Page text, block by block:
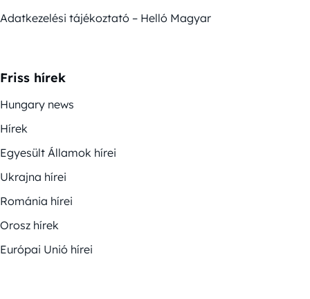
Adatkezelési tájékoztató – Helló Magyar
Friss hírek
Hungary news
Hírek
Egyesült Államok hírei
Ukrajna hírei
Románia hírei
Orosz hírek
Európai Unió hírei